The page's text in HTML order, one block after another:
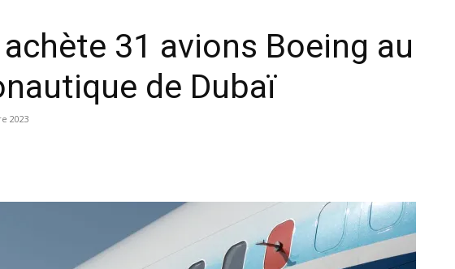
achète 31 avions Boeing au
de Dubaï
2023